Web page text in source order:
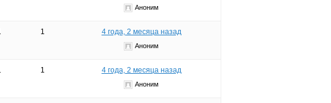
Аноним
1 4 года, 2 месяца назад
Аноним
1 4 года, 2 месяца назад
Аноним